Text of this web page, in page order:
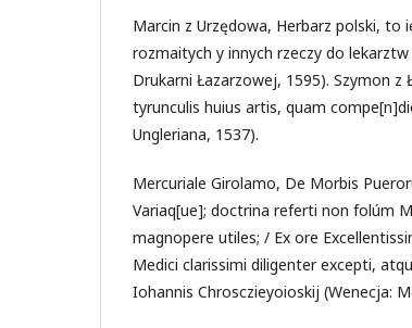
Marcin z Urzędowa, Herbarz polski, to
rozmaitych y innych rzeczy do
Drukarni Łazarzowej, 1595). Szymon z
tyrunculis huius artis, quam
Ungleriana, 1537).
Mercuriale Girolamo, De Morbis
Variaq[ue]; doctrina referti non folúm
magnopere utiles; / Ex ore
Medici clarissimi diligenter excepti,
Iohannis Chrosczieyoioskij (Wenecja: